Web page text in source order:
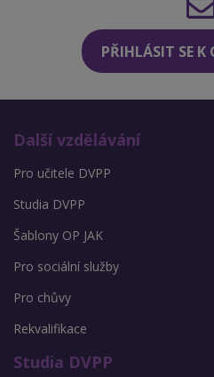
PŘIHLÁSIT SE K
Další vzdělávání
Pro učitele DVPP
Studia DVPP
Šablony OP JAK
Pro sociální služby
Pro chůvy
Rekvalifikace
Studia DVPP